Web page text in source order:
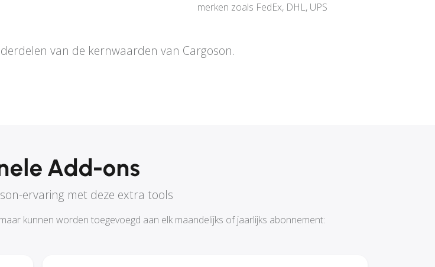
merken zoals FedEx, DHL, UPS
van de kernwaarden van Cargoson.
Add-ons
ervaring met deze extra tools
kunnen worden toegevoegd aan elk maandelijks of jaarlijks abonnement: